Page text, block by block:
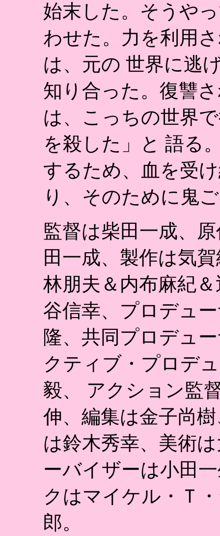
始末した。そうや
わせた。力を利用
は、元の 世界に逃
知り合った。復讐
は、こっちの世界
を殺した」と 語る
するため、血を受
り、そのために鬼
監督は柴田一成、
田一成、製作は気
林朋夫＆内布麻紀
谷信幸、プロデュ
隆、共同プロデュ
クティブ・プロデ
毅、 アクション監
伸、編集は金子尚
は鈴木秀幸、美術
ーバイザーは小田
クはマイケル・Ｔ
郎。